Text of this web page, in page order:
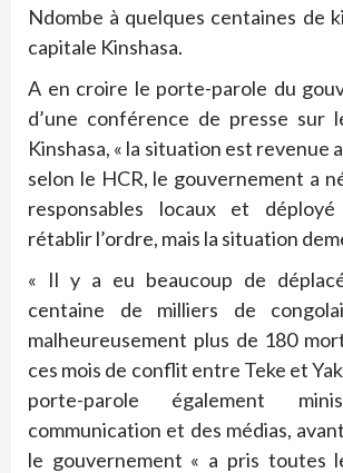
Ndombe à quelques centaines de
capitale Kinshasa.
A en croire le porte-parole du
d’une conférence de presse sur
Kinshasa, « la situation est revenue
selon le HCR, le gouvernement a
responsables locaux et
rétablir l’ordre, mais la situation
« Il y a eu beaucoup de
centaine de milliers de
malheureusement plus de 180
ces mois de conflit entre Teke et
porte-parole également
communication et des médias,
le gouvernement « a pris toutes